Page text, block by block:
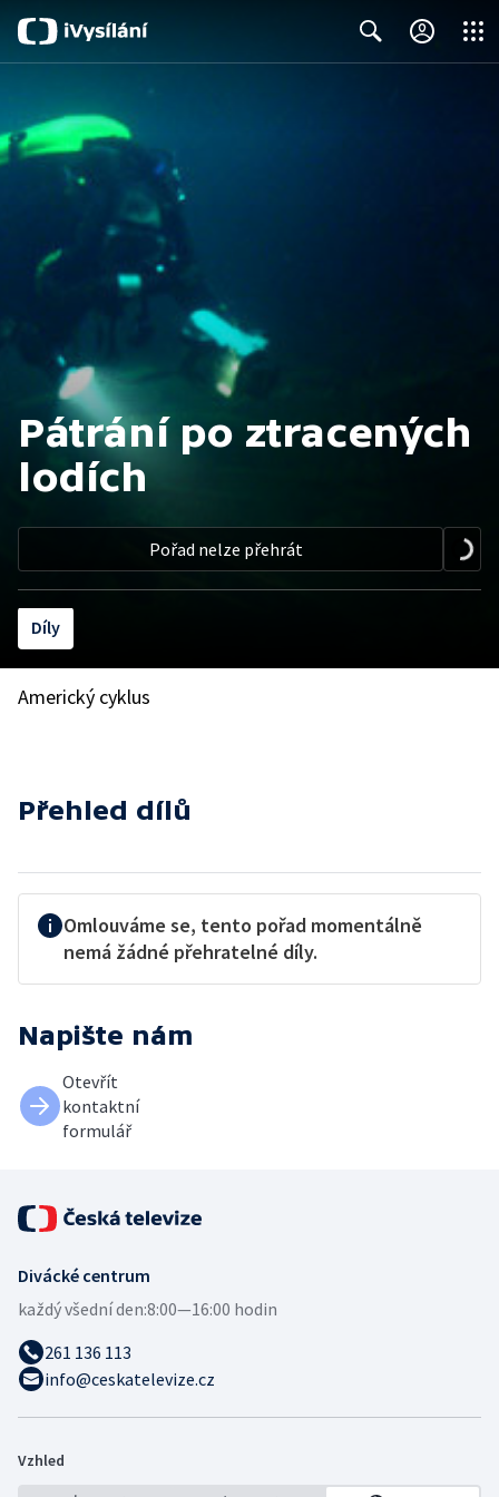
Pátrání po ztracených
lodích
Pořad nelze přehrát
Díly
Americký cyklus
Přehled dílů
Omlouváme se, tento pořad momentálně
nemá žádné přehratelné díly.
Napište nám
Otevřít
kontaktní
formulář
Divácké centrum
každý všední den:8:00—16:00 hodin
261 136 113
info@ceskatelevize.cz
Vzhled